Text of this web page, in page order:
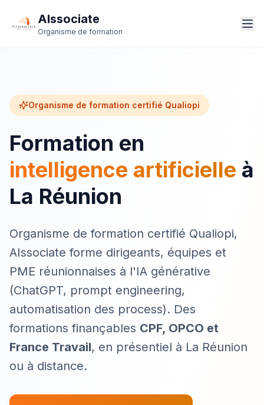
AIssociate
Organisme de formation
Organisme de formation certifié Qualiopi
Formation en
intelligence artificielle à
La Réunion
Organisme de formation certifié Qualiopi,
AIssociate forme dirigeants, équipes et
PME réunionnaises à l'IA générative
(ChatGPT, prompt engineering,
automatisation des process). Des
formations finançables CPF, OPCO et
France Travail, en présentiel à La Réunion
ou à distance.